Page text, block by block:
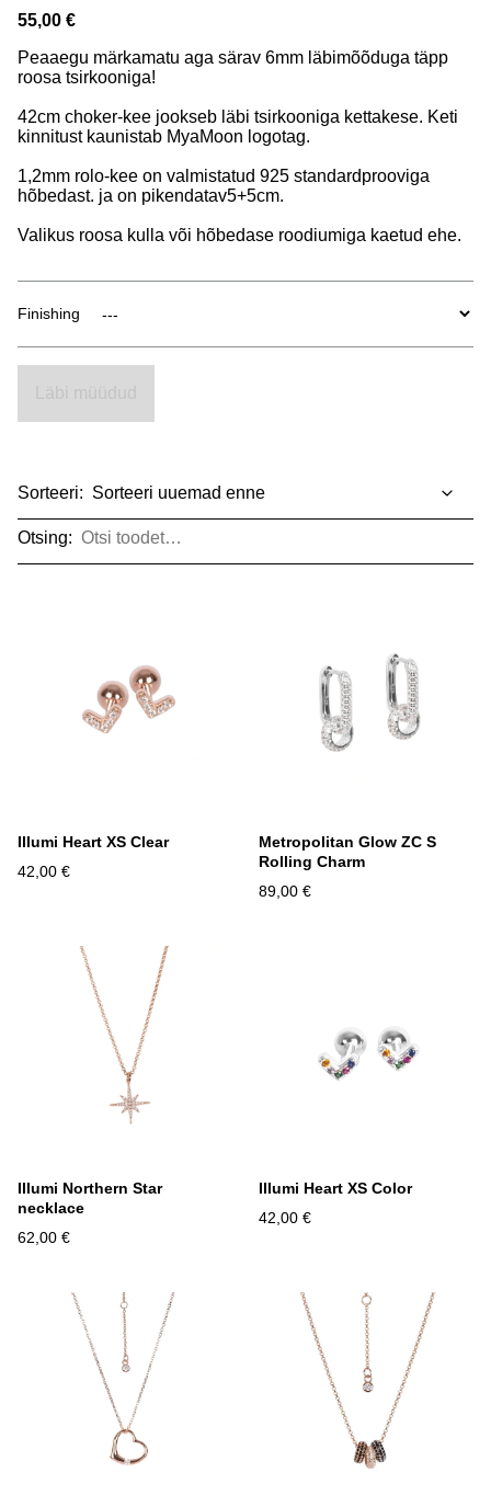
55,00 €
Peaaegu märkamatu aga särav 6mm läbimõõduga täpp
roosa tsirkooniga!
42cm choker-kee jookseb läbi tsirkooniga kettakese. Keti
kinnitust kaunistab MyaMoon logotag.
1,2mm rolo-kee on valmistatud 925 standardprooviga
hõbedast. ja on pikendatav5+5cm.
Valikus roosa kulla või hõbedase roodiumiga kaetud ehe.
Finishing
Sorteeri:
Otsing:
Illumi Heart XS Clear
42,00 €
Metropolitan Glow ZC S
Rolling Charm
89,00 €
Illumi Northern Star
necklace
62,00 €
Illumi Heart XS Color
42,00 €